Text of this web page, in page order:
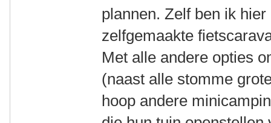
plannen. Zelf ben ik
zelfgemaakte
Met alle andere opties
(naast alle stomme
hoop andere